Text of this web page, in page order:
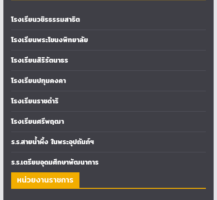
โรงเรียนวชิรธรรมสาธิต
โรงเรียนพระโขนงพิทยาลัย
โรงเรียนสิริรัตนาธร
โรงเรียนปทุมคงคา
โรงเรียนราชดำริ
โรงเรียนศรีพฤฒา
ร.ร.สายน้ำผึ้ง ในพระอุปถัมภ์ฯ
ร.ร.เตรียมอุดมศึกษาพัฒนาการ
หน่วยงานราชการ